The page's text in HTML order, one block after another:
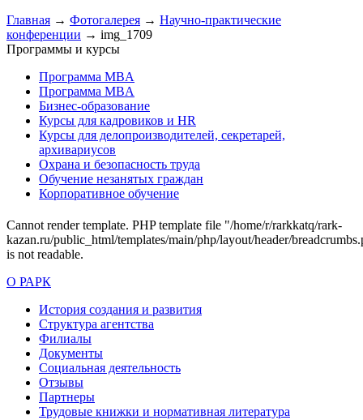
Главная → Фотогалерея → Научно-практические
конференции → img_1709
Программы и курсы
Программа MBA
Программа MBA
Бизнес-образование
Курсы для кадровиков и HR
Курсы для делопроизводителей, секретарей,
архивариусов
Охрана и безопасность труда
Обучение незанятых граждан
Корпоративное обучение
Cannot render template. PHP template file "/home/r/rarkkatq/rark-
kazan.ru/public_html/templates/main/php/layout/header/
is not readable.
О РАРК
История создания и развития
Структура агентства
Филиалы
Документы
Социальная деятельность
Отзывы
Партнеры
Трудовые книжки и нормативная литература